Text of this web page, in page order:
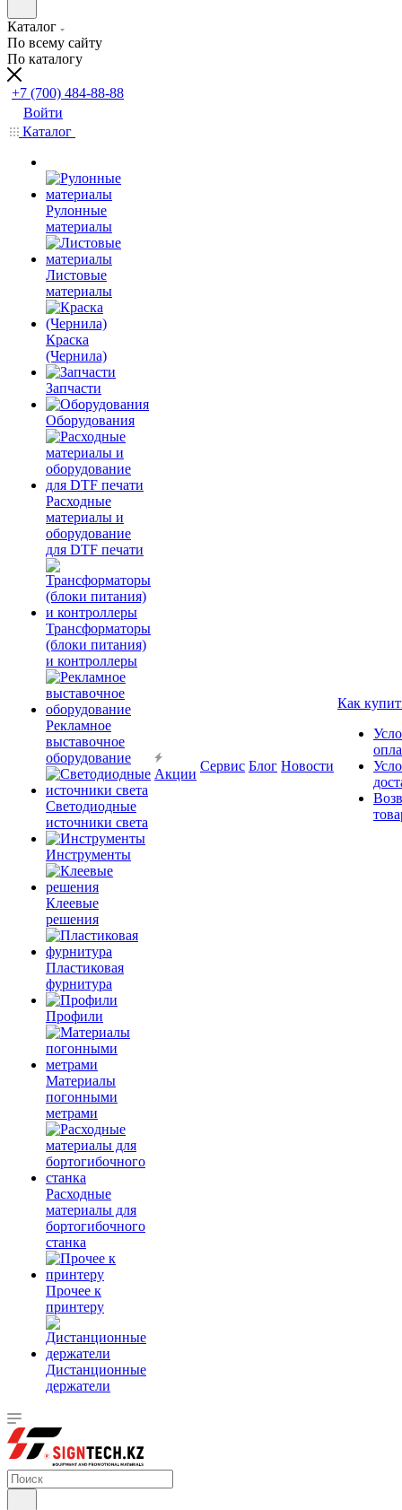
Каталог
По всему сайту
По каталогу
+7 (700) 484-88-88
Войти
Каталог
Рулонные
материалы
Листовые
материалы
Краска
(Чернила)
Запчасти
Оборудования
Расходные
материалы и
оборудование
для DTF печати
Трансформаторы
(блоки питания)
и контроллеры
Рекламное
выставочное
оборудование
Светодиодные
источники света
Инструменты
Клеевые
решения
Пластиковая
фурнитура
Профили
Материалы
погонными
метрами
Расходные
материалы для
бортогибочного
станка
Прочее к
принтеру
Дистанционные
держатели
Акции
Сервис Блог Новости
Как